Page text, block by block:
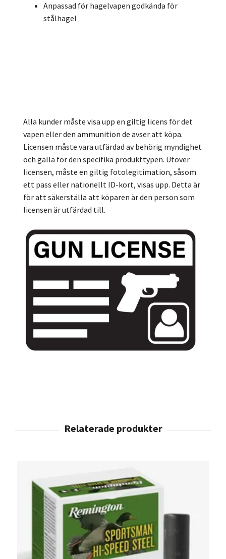
Anpassad för hagelvapen godkända för
stålhagel
Alla kunder måste visa upp en giltig licens för det
vapen eller den ammunition de avser att köpa.
Licensen måste vara utfärdad av behörig myndighet
och gälla för den specifika produkttypen. Utöver
licensen, måste en giltig fotolegitimation, såsom
ett pass eller nationellt ID-kort, visas upp. Detta är
för att säkerställa att köparen är den person som
licensen är utfärdad till.